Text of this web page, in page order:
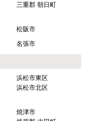
不破郡 関ケ原町
揖斐郡 池田町
加茂郡 七宗町
可児郡 御嵩町
土岐市